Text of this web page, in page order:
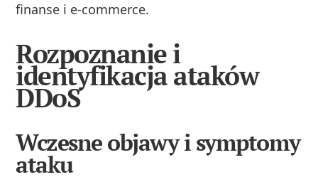
finanse i e‑commerce.
Rozpoznanie i
identyfikacja ataków
DDoS
Wczesne objawy i symptomy
ataku